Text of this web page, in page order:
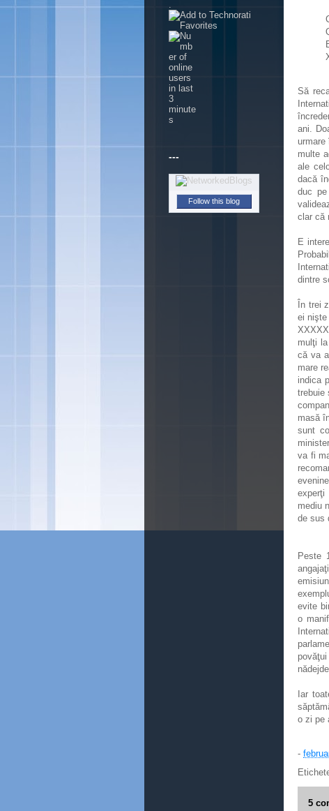
Să
ani.
urmare
multe
ale
dacă
duc
clar că
E
dintre
În trei
ei
mulţi
că va
mare
indica
trebuie
masă
sunt
va fi
mediu
de sus
Peste
evite
o
Iar
o zi pe
-
5
---
Follow this blog